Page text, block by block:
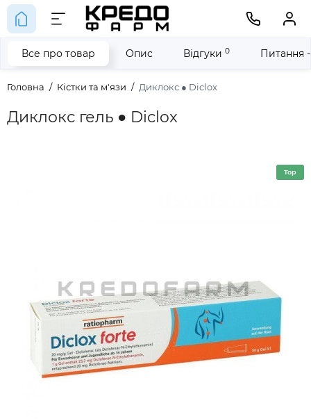
Головна Кістки та м'язи Диклокс ● Diclox
Диклокс гель ● Diclox
Все про товар Опис Відгуки 0 Питання
Top